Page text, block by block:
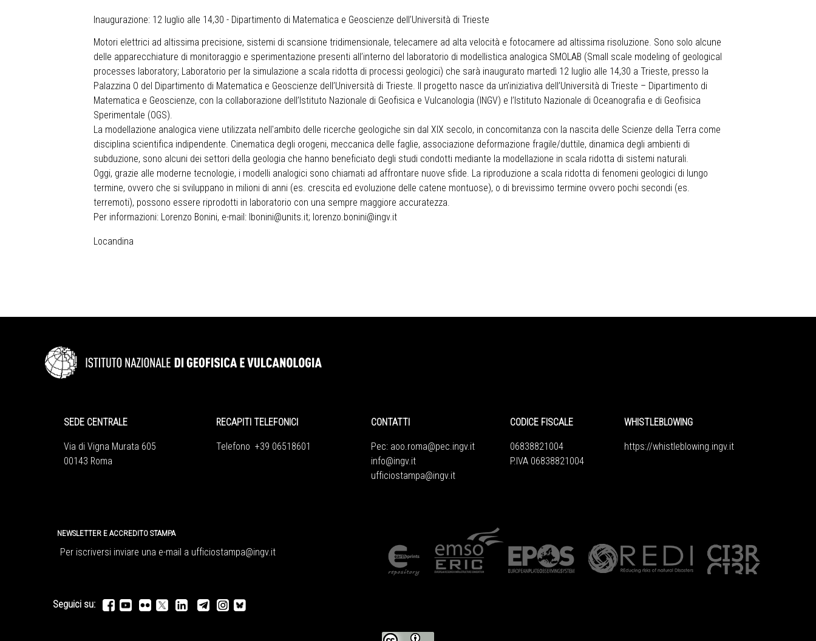
Inaugurazione: 12 luglio alle 14,30 - Dipartimento di Matematica e Geoscienze dell’Università di Trieste
Motori elettrici ad altissima precisione, sistemi di scansione tridimensionale, telecamere ad alta velocità e fotocamere ad altissima risoluzione. Sono solo alcune
delle apparecchiature di monitoraggio e sperimentazione presenti all’interno del laboratorio di modellistica analogica SMOLAB (Small scale modeling of geological
processes laboratory; Laboratorio per la simulazione a scala ridotta di processi geologici) che sarà inaugurato martedì 12 luglio alle 14,30 a Trieste, presso la
Palazzina O del Dipartimento di Matematica e Geoscienze dell’Università di Trieste. Il progetto nasce da un’iniziativa dell’Università di Trieste – Dipartimento di
Matematica e Geoscienze, con la collaborazione dell’Istituto Nazionale di Geofisica e Vulcanologia (INGV) e l’Istituto Nazionale di Oceanografia e di Geofisica
Sperimentale (OGS).
La modellazione analogica viene utilizzata nell'ambito delle ricerche geologiche sin dal XIX secolo, in concomitanza con la nascita delle Scienze della Terra come
disciplina scientifica indipendente. Cinematica degli orogeni, meccanica delle faglie, associazione deformazione fragile/duttile, dinamica degli ambienti di
subduzione, sono alcuni dei settori della geologia che hanno beneficiato degli studi condotti mediante la modellazione in scala ridotta di sistemi naturali.
Oggi, grazie alle moderne tecnologie, i modelli analogici sono chiamati ad affrontare nuove sfide. La riproduzione a scala ridotta di fenomeni geologici di lungo
termine, ovvero che si sviluppano in milioni di anni (es. crescita ed evoluzione delle catene montuose), o di brevissimo termine ovvero pochi secondi (es.
terremoti), possono essere riprodotti in laboratorio con una sempre maggiore accuratezza.
Per informazioni: Lorenzo Bonini, e-mail: lbonini@units.it; lorenzo.bonini@ingv.it
Locandina
SEDE CENTRALE
Via di Vigna Murata 605
00143 Roma
RECAPITI TELEFONICI
Telefono +39 06518601
CONTATTI
Pec: aoo.roma@pec.ingv.it
info@ingv.it
ufficiostampa@ingv.it
CODICE FISCALE
06838821004
P.IVA 06838821004
WHISTLEBLOWING
https://whistleblowing.ingv.it
NEWSLETTER E ACCREDITO STAMPA
Per iscriversi inviare una e-mail a ufficiostampa@ingv.it
Seguici su: